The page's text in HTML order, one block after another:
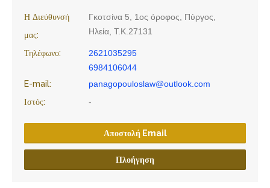
Η Διεύθυνσή
μας:
Γκοτσίνα 5, 1ος όροφος, Πύργος,
Ηλεία, Τ.Κ.27131
Τηλέφωνο:
2621035295
6984106044
E-mail:
panagopouloslaw@outlook.com
Ιστός:
-
Αποστολή Email
Πλοήγηση